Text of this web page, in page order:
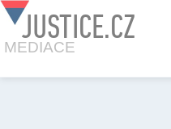
JUSTICE.CZ
MEDIACE